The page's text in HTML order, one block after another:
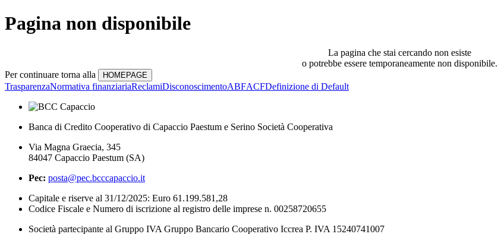
Pagina non disponibile
La pagina che stai cercando non esiste
o potrebbe essere temporaneamente non disponibile.
Per continuare torna alla
TrasparenzaNormativa finanziariaReclamiDisconoscimentoABFACFDefinizione di Default
Banca di Credito Cooperativo di Capaccio Paestum e Serino Società Cooperativa
Via Magna Graecia, 345
84047 Capaccio Paestum (SA)
Pec: posta@pec.bcccapaccio.it
Capitale e riserve al 31/12/2025: Euro 61.199.581,28
Codice Fiscale e Numero di iscrizione al registro delle imprese n. 00258720655
Società partecipante al Gruppo IVA Gruppo Bancario Cooperativo Iccrea P. IVA 15240741007